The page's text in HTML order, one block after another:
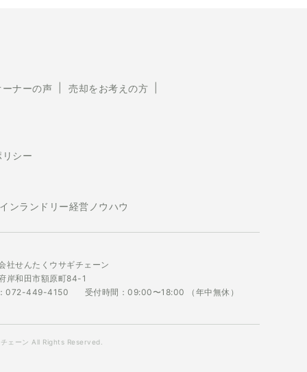
ーナーの声 売却をお考えの方
シー
ンランドリー経営ノウハウ
社せんたくウサギチェーン
岸和田市額原町84-1
072-449-4150
受付時間：09:00〜18:00 （年中無休）
ェーン All Rights Reserved.